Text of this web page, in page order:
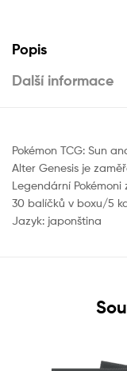
Popis
Další informace
Pokémon TCG: Sun
Alter Genesis je
Legendární Pokémoni
30 balíčků v boxu/5
Jazyk: japonština